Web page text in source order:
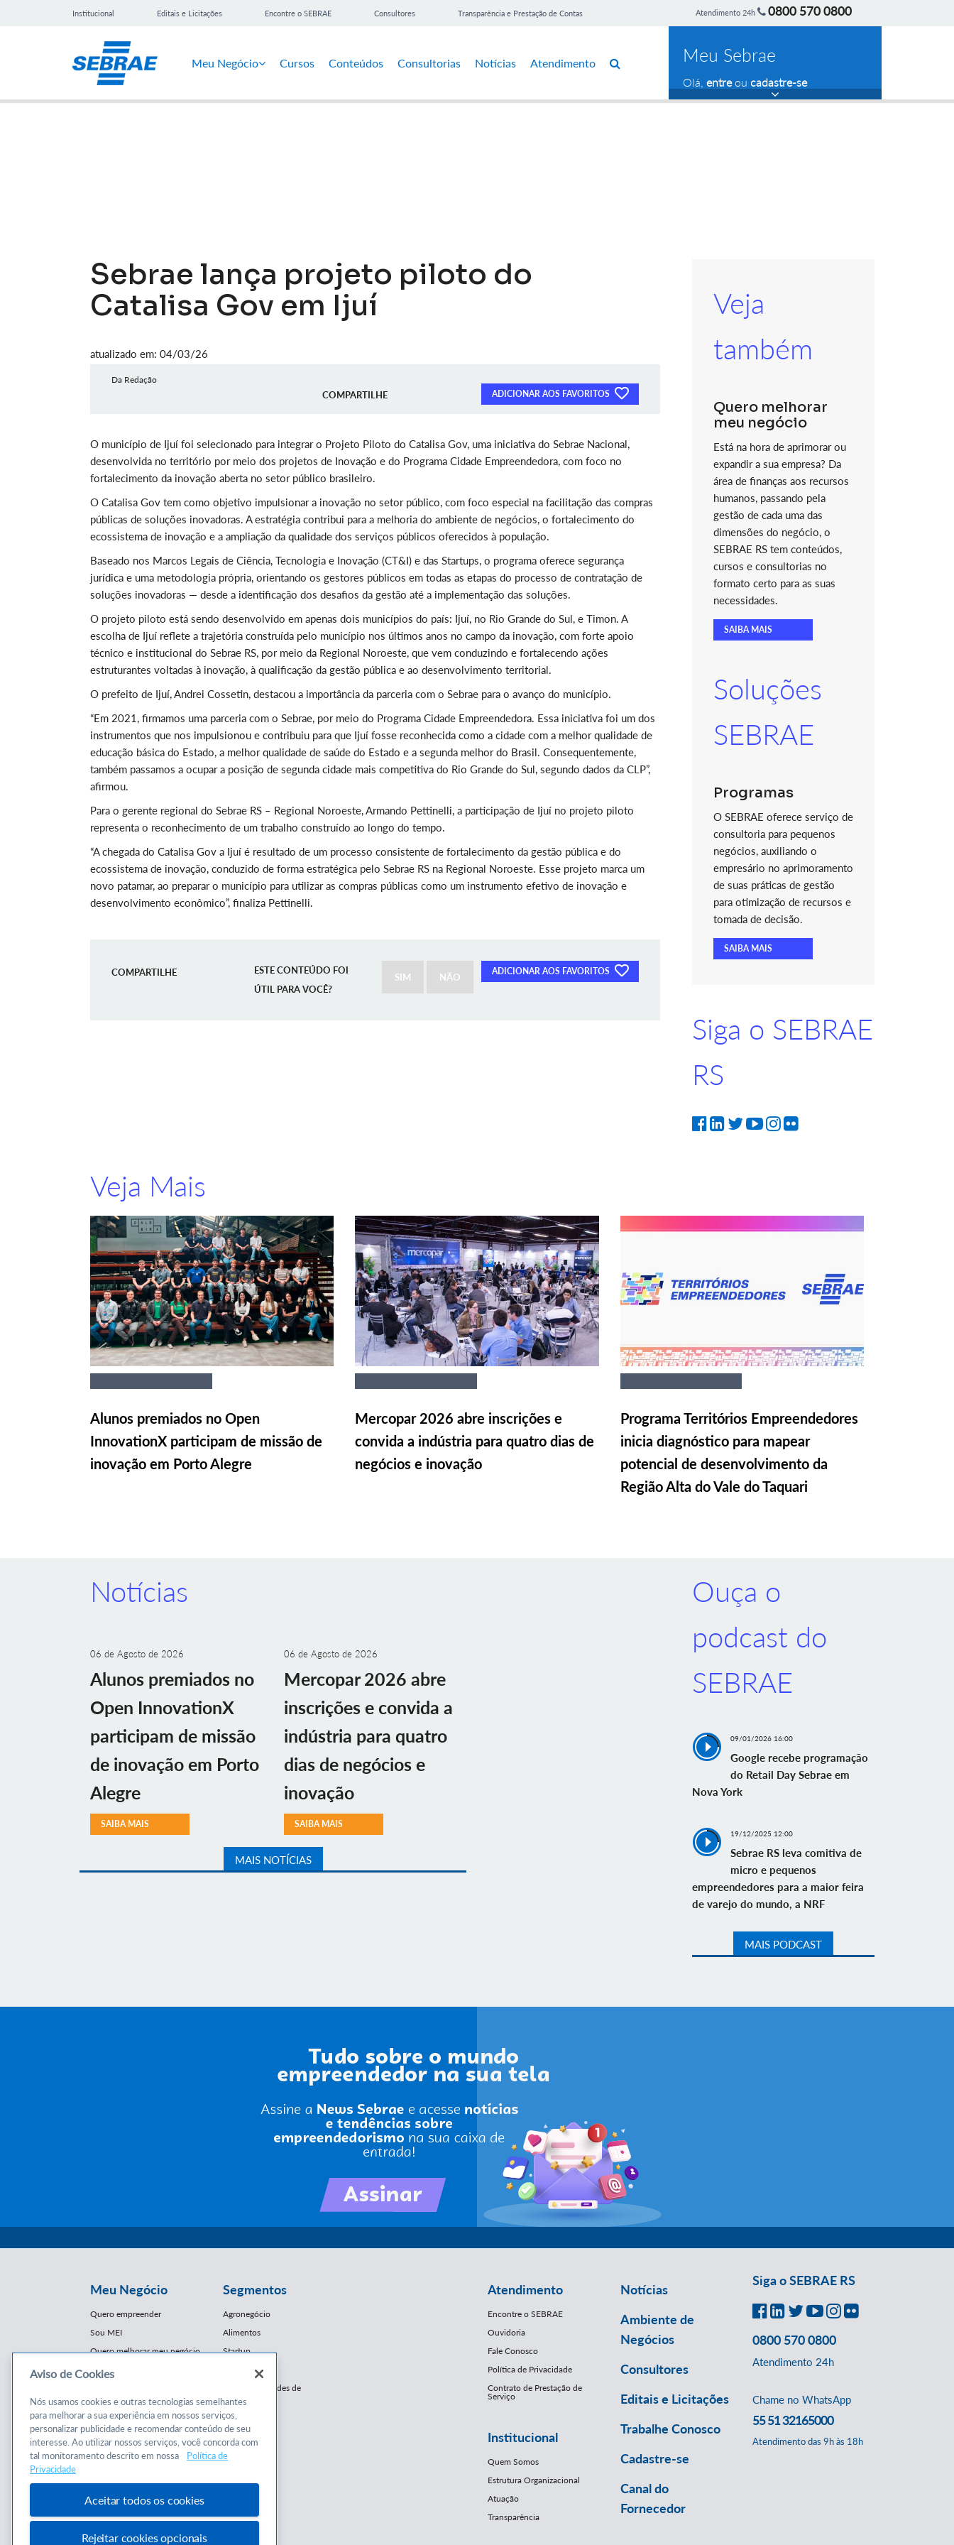
Institucional Editais e Licitações Encontre o SEBRAE Consultores Transparência e Prestação de Contas Atendimento 24h 0800 570 0800
Meu Negócio Cursos Conteúdos Consultorias Notícias Atendimento Meu Sebrae
Olá, entreou cadastre-se
Sebrae lança projeto piloto do
Catalisa Gov em Ijuí
atualizado em: 04/03/26
Da Redação
COMPARTILHE ADICIONAR AOS FAVORITOS
O município de Ijuí foi selecionado para integrar o Projeto Piloto do Catalisa Gov, uma iniciativa do Sebrae Nacional,
desenvolvida no território por meio dos projetos de Inovação e do Programa Cidade Empreendedora, com foco no
fortalecimento da inovação aberta no setor público brasileiro.
O Catalisa Gov tem como objetivo impulsionar a inovação no setor público, com foco especial na facilitação das compras
públicas de soluções inovadoras. A estratégia contribui para a melhoria do ambiente de negócios, o fortalecimento do
ecossistema de inovação e a ampliação da qualidade dos serviços públicos oferecidos à população.
Baseado nos Marcos Legais de Ciência, Tecnologia e Inovação (CT&I) e das Startups, o programa oferece segurança
jurídica e uma metodologia própria, orientando os gestores públicos em todas as etapas do processo de contratação de
soluções inovadoras — desde a identificação dos desafios da gestão até a implementação das soluções.
O projeto piloto está sendo desenvolvido em apenas dois municípios do país: Ijuí, no Rio Grande do Sul, e Timon. A
escolha de Ijuí reflete a trajetória construída pelo município nos últimos anos no campo da inovação, com forte apoio
técnico e institucional do Sebrae RS, por meio da Regional Noroeste, que vem conduzindo e fortalecendo ações
estruturantes voltadas à inovação, à qualificação da gestão pública e ao desenvolvimento territorial.
O prefeito de Ijuí, Andrei Cossetin, destacou a importância da parceria com o Sebrae para o avanço do município.
“Em 2021, firmamos uma parceria com o Sebrae, por meio do Programa Cidade Empreendedora. Essa iniciativa foi um dos
instrumentos que nos impulsionou e contribuiu para que Ijuí fosse reconhecida como a cidade com a melhor qualidade de
educação básica do Estado, a melhor qualidade de saúde do Estado e a segunda melhor do Brasil. Consequentemente,
também passamos a ocupar a posição de segunda cidade mais competitiva do Rio Grande do Sul, segundo dados da CLP”,
afirmou.
Para o gerente regional do Sebrae RS – Regional Noroeste, Armando Pettinelli, a participação de Ijuí no projeto piloto
representa o reconhecimento de um trabalho construído ao longo do tempo.
“A chegada do Catalisa Gov a Ijuí é resultado de um processo consistente de fortalecimento da gestão pública e do
ecossistema de inovação, conduzido de forma estratégica pelo Sebrae RS na Regional Noroeste. Esse projeto marca um
novo patamar, ao preparar o município para utilizar as compras públicas como um instrumento efetivo de inovação e
desenvolvimento econômico”, finaliza Pettinelli.
COMPARTILHE ADICIONAR AOS FAVORITOS
ESTE CONTEÚDO FOI
ÚTIL PARA VOCÊ?
SIM NÃO
Veja
também
Quero melhorar
meu negócio
Está na hora de aprimorar ou
expandir a sua empresa? Da
área de finanças aos recursos
humanos, passando pela
gestão de cada uma das
dimensões do negócio, o
SEBRAE RS tem conteúdos,
cursos e consultorias no
formato certo para as suas
necessidades.
SAIBA MAIS
Soluções
SEBRAE
Programas
O SEBRAE oferece serviço de
consultoria para pequenos
negócios, auxiliando o
empresário no aprimoramento
de suas práticas de gestão
para otimização de recursos e
tomada de decisão.
SAIBA MAIS
Siga o SEBRAE
RS
Veja Mais
Alunos premiados no Open
InnovationX participam de missão de
inovação em Porto Alegre
Mercopar 2026 abre inscrições e
convida a indústria para quatro dias de
negócios e inovação
Programa Territórios Empreendedores
inicia diagnóstico para mapear
potencial de desenvolvimento da
Região Alta do Vale do Taquari
Notícias
06 de Agosto de 2026
Alunos premiados no
Open InnovationX
participam de missão
de inovação em Porto
Alegre
SAIBA MAIS
06 de Agosto de 2026
Mercopar 2026 abre
inscrições e convida a
indústria para quatro
dias de negócios e
inovação
SAIBA MAIS
MAIS NOTÍCIAS
Ouça o
podcast do
SEBRAE
09/01/2026 16:00
Google recebe programação
do Retail Day Sebrae em
Nova York
19/12/2025 12:00
Sebrae RS leva comitiva de
micro e pequenos
empreendedores para a maior feira
de varejo do mundo, a NRF
MAIS PODCAST
Meu Negócio
Quero empreender
Sou MEI
Quero melhorar meu negócio
Conteúdos
Cursos
Consultorias
Segmentos
Agronegócio
Alimentos
Startup
E-Commerce
Franquias / Redes de
Cooperação
Moda
Moveleiro
Saúde
Mercopar
Atendimento
Encontre o SEBRAE
Ouvidoria
Fale Conosco
Política de Privacidade
Contrato de Prestação de
Serviço
Institucional
Quem Somos
Estrutura Organizacional
Atuação
Transparência
Notícias
Ambiente de
Negócios
Consultores
Editais e Licitações
Trabalhe Conosco
Cadastre-se
Canal do
Fornecedor
Siga o SEBRAE RS
0800 570 0800
Atendimento 24h
Chame no WhatsApp
55 51 32165000
Atendimento das 9h às 18h
Aviso de Cookies
Nós usamos cookies e outras tecnologias semelhantes
para melhorar a sua experiência em nossos serviços,
personalizar publicidade e recomendar conteúdo de seu
interesse. Ao utilizar nossos serviços, você concorda com
tal monitoramento descrito em nossa
Política de
Privacidade
Aceitar todos os cookies
Rejeitar cookies opcionais